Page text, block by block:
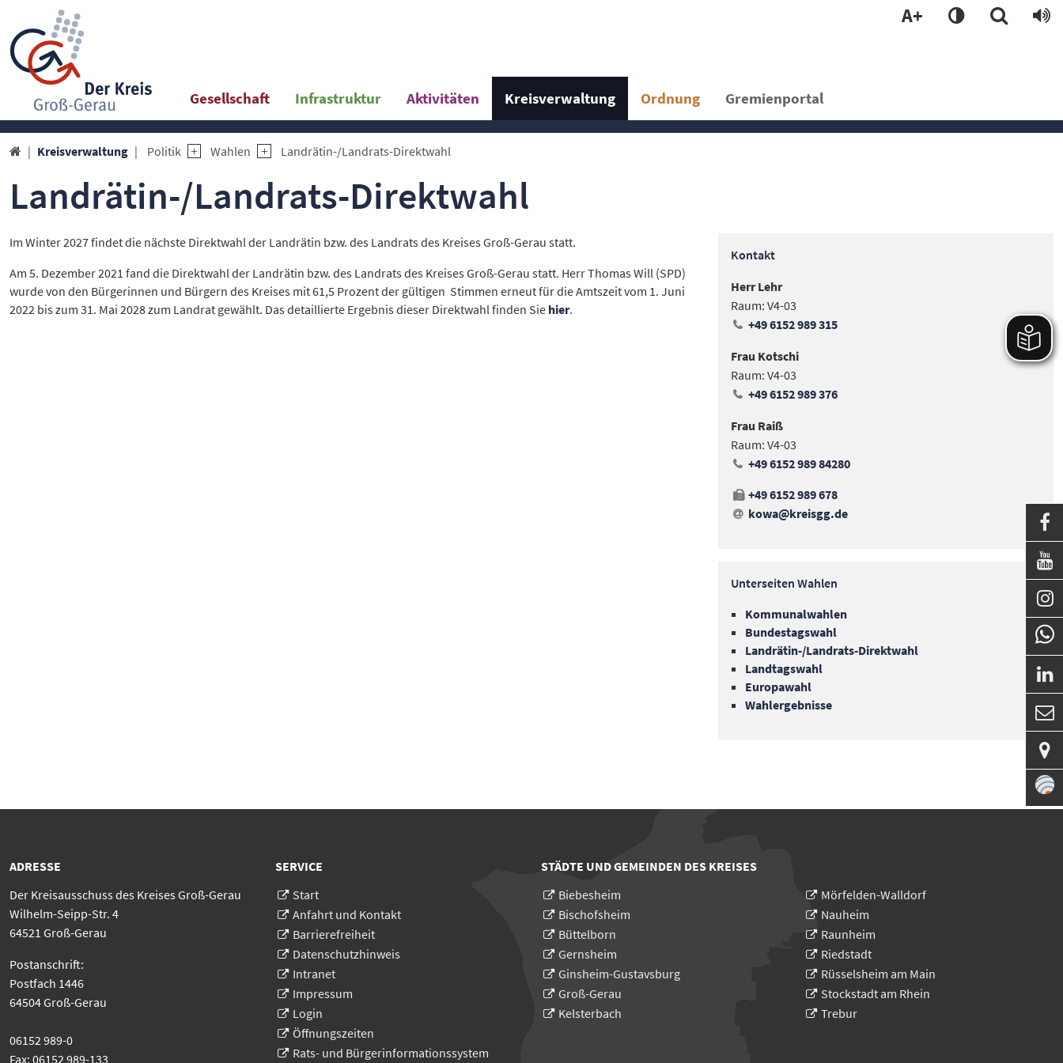
A+
Gesellschaft Infrastruktur Aktivitäten Kreisverwaltung Ordnung Gremienportal
 Kreisverwaltung Politik Wahlen Landrätin-/Landrats-Direktwahl
Landrätin-/Landrats-Direktwahl
Im Winter 2027 findet die nächste Direktwahl der Landrätin bzw. des Landrats des Kreises Groß-Gerau statt.
Am 5. Dezember 2021 fand die Direktwahl der Landrätin bzw. des Landrats des Kreises Groß-Gerau statt. Herr Thomas Will (SPD)
wurde von den Bürgerinnen und Bürgern des Kreises mit 61,5 Prozent der gültigen Stimmen erneut für die Amtszeit vom 1. Juni
2022 bis zum 31. Mai 2028 zum Landrat gewählt. Das detaillierte Ergebnis dieser Direktwahl finden Sie hier.
Kontakt
Herr Lehr
Raum: V4-03
+49 6152 989 315
Frau Kotschi
Raum: V4-03
+49 6152 989 376
Frau Raiß
Raum: V4-03
+49 6152 989 84280
+49 6152 989 678
kowa@kreisgg.de
Unterseiten Wahlen
Kommunalwahlen
Bundestagswahl
Landrätin-/Landrats-Direktwahl
Landtagswahl
Europawahl
Wahlergebnisse
ADRESSE
Der Kreisausschuss des Kreises Groß-Gerau
Wilhelm-Seipp-Str. 4
64521 Groß-Gerau
Postanschrift:
Postfach 1446
64504 Groß-Gerau
06152 989-0
Fax: 06152 989-133
SERVICE
Start
Anfahrt und Kontakt
Barrierefreiheit
Datenschutzhinweis
Intranet
Impressum
Login
Öffnungszeiten
Rats- und Bürgerinformationssystem
STÄDTE UND GEMEINDEN DES KREISES
Biebesheim
Bischofsheim
Büttelborn
Gernsheim
Ginsheim-Gustavsburg
Groß-Gerau
Kelsterbach
Mörfelden-Walldorf
Nauheim
Raunheim
Riedstadt
Rüsselsheim am Main
Stockstadt am Rhein
Trebur





